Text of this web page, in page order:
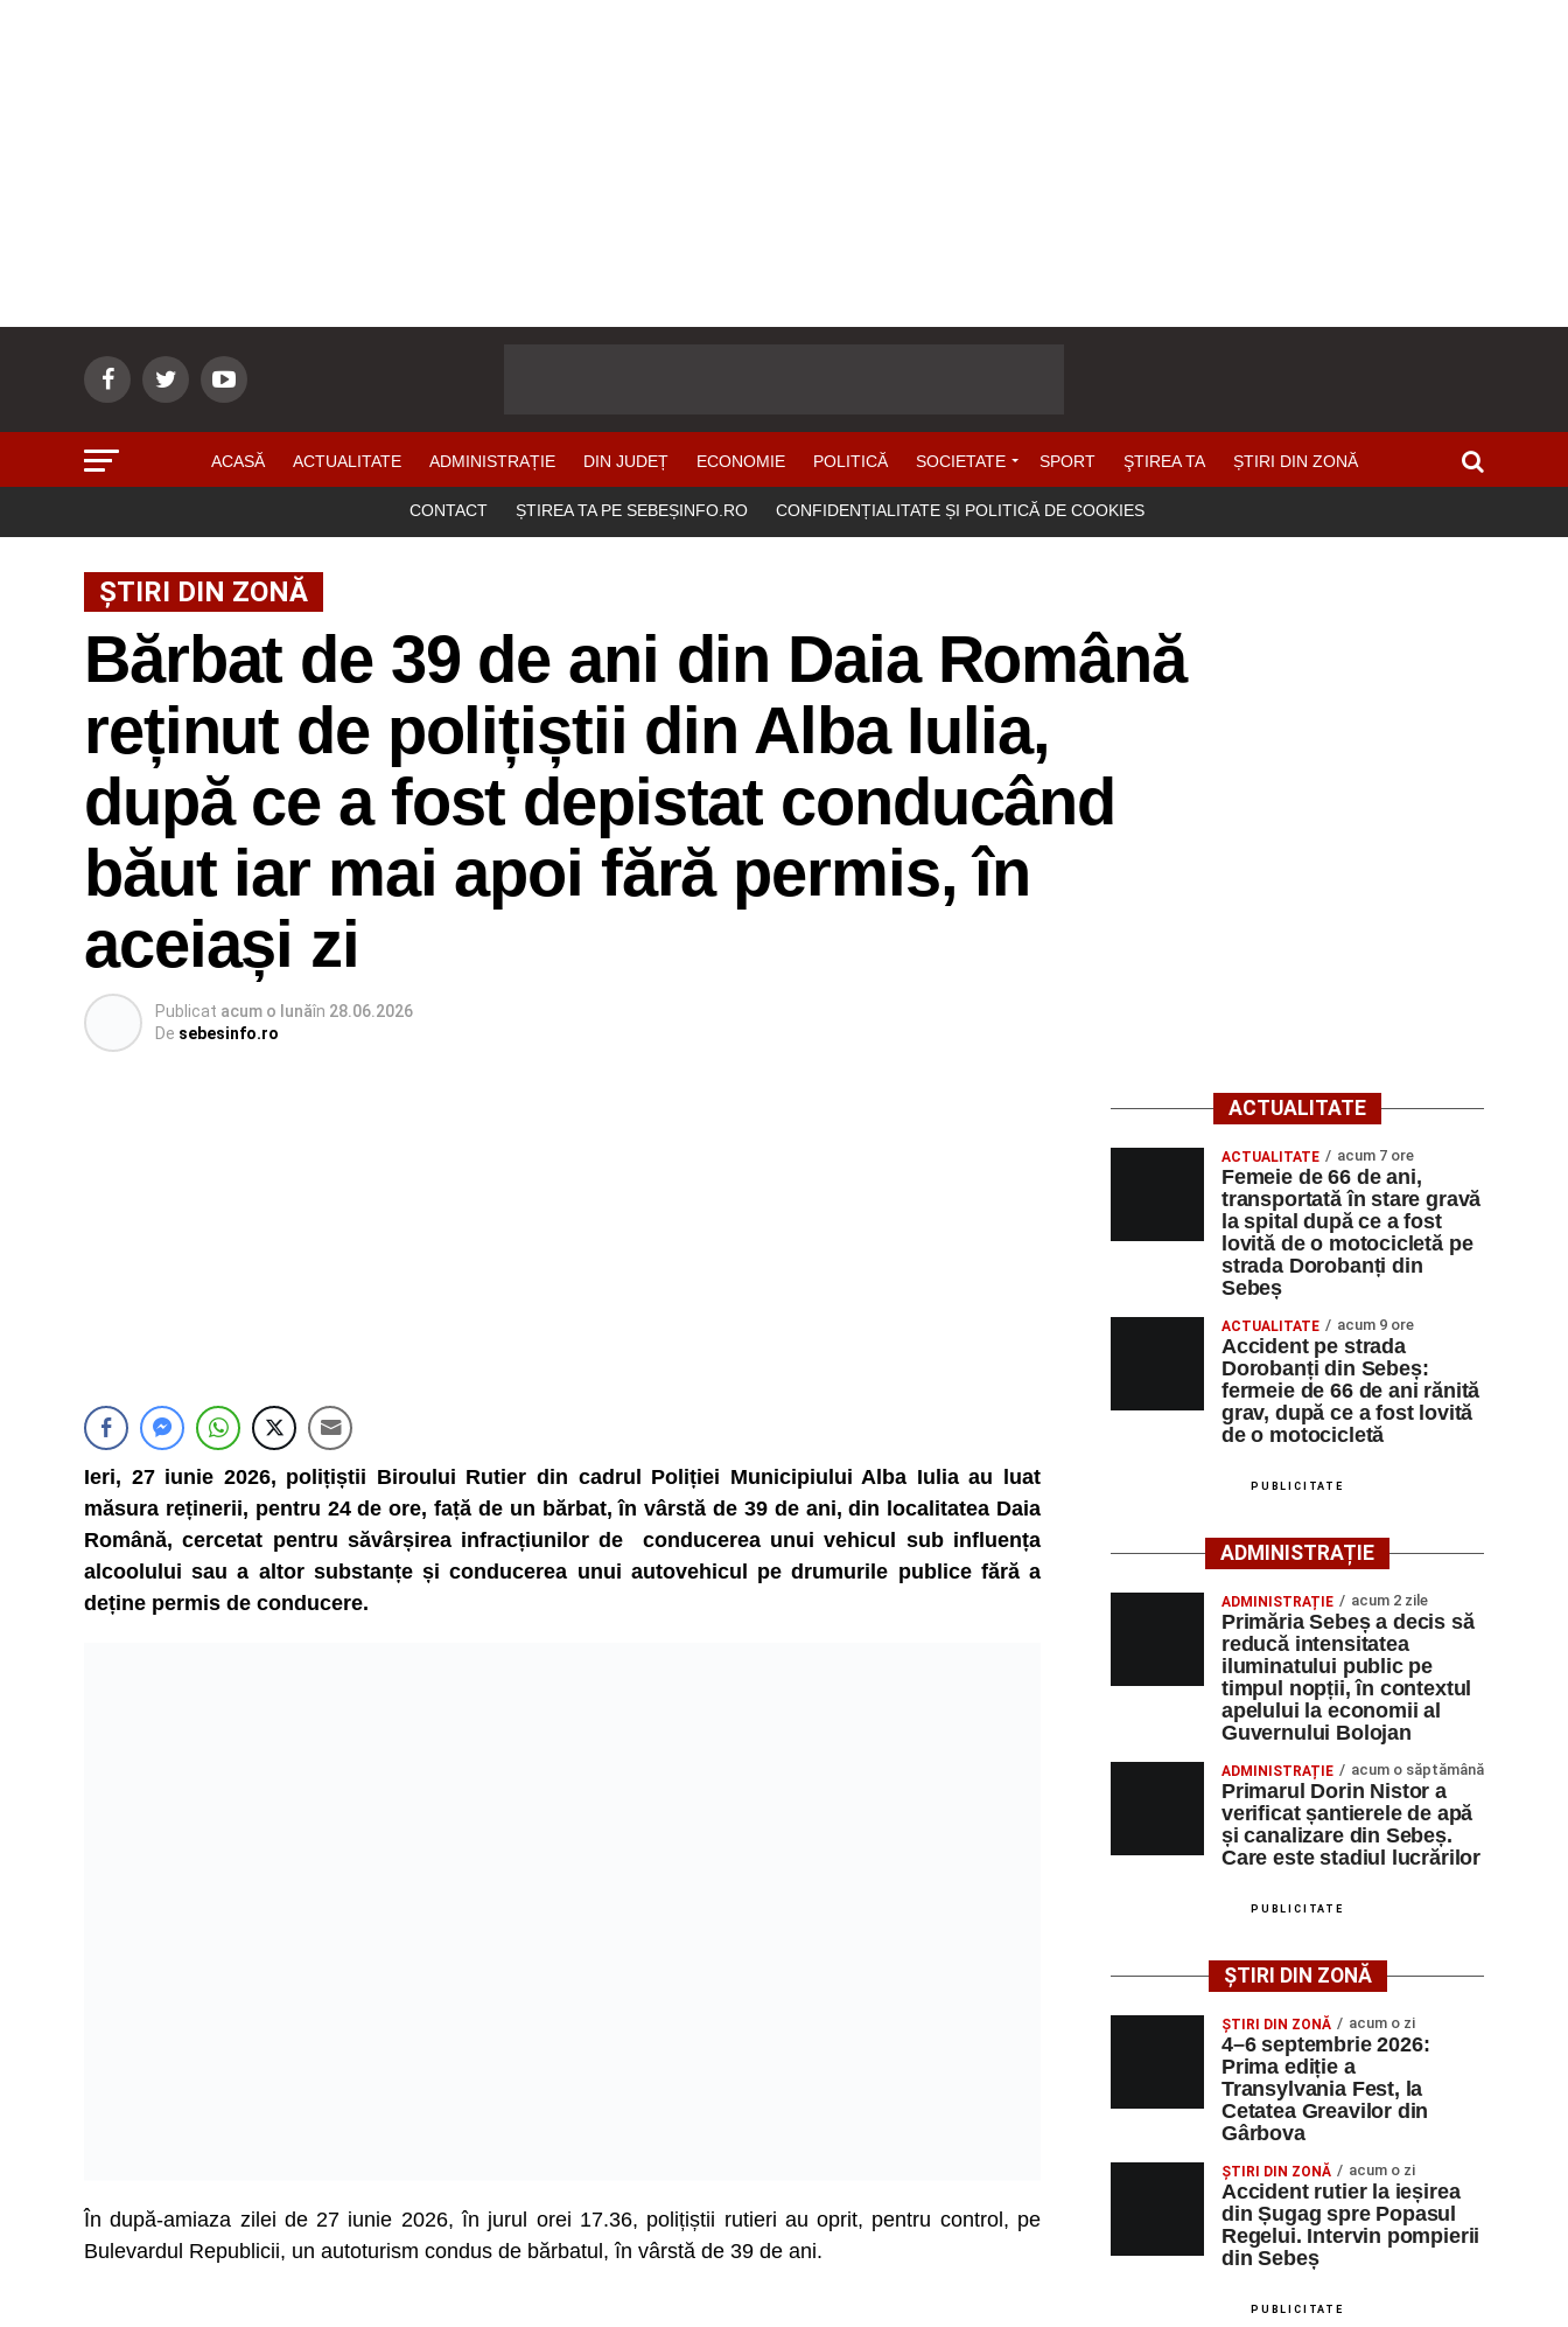
ACASĂ ACTUALITATE ADMINISTRAȚIE DIN JUDEȚ ECONOMIE POLITICĂ SOCIETATE SPORT ŞTIREA TA ȘTIRI DIN ZONĂ
CONTACT ȘTIREA TA PE SEBEȘINFO.RO CONFIDENȚIALITATE ȘI POLITICĂ DE COOKIES
ȘTIRI DIN ZONĂ
Bărbat de 39 de ani din Daia Română
reținut de polițiștii din Alba Iulia,
după ce a fost depistat conducând
băut iar mai apoi fără permis, în
aceiași zi
Publicat acum o lunăîn 28.06.2026
De sebesinfo.ro
Ieri, 27 iunie 2026, polițiștii Biroului Rutier din cadrul Poliției Municipiului Alba Iulia au luat
măsura reținerii, pentru 24 de ore, față de un bărbat, în vârstă de 39 de ani, din localitatea Daia
Română, cercetat pentru săvârșirea infracțiunilor de conducerea unui vehicul sub influența
alcoolului sau a altor substanțe și conducerea unui autovehicul pe drumurile publice fără a
deține permis de conducere.
În după-amiaza zilei de 27 iunie 2026, în jurul orei 17.36, polițiștii rutieri au oprit, pentru control, pe
Bulevardul Republicii, un autoturism condus de bărbatul, în vârstă de 39 de ani.
ACTUALITATE
ACTUALITATE acum 7 ore
Femeie de 66 de ani,
transportată în stare gravă
la spital după ce a fost
lovită de o motocicletă pe
strada Dorobanți din
Sebeș
ACTUALITATE acum 9 ore
Accident pe strada
Dorobanți din Sebeș:
fermeie de 66 de ani rănită
grav, după ce a fost lovită
de o motocicletă
PUBLICITATE
ADMINISTRAȚIE
ADMINISTRAȚIE acum 2 zile
Primăria Sebeș a decis să
reducă intensitatea
iluminatului public pe
timpul nopții, în contextul
apelului la economii al
Guvernului Bolojan
ADMINISTRAȚIE acum o săptămână
Primarul Dorin Nistor a
verificat șantierele de apă
și canalizare din Sebeș.
Care este stadiul lucrărilor
PUBLICITATE
ȘTIRI DIN ZONĂ
ȘTIRI DIN ZONĂ acum o zi
4–6 septembrie 2026:
Prima ediție a
Transylvania Fest, la
Cetatea Greavilor din
Gârbova
ȘTIRI DIN ZONĂ acum o zi
Accident rutier la ieșirea
din Șugag spre Popasul
Regelui. Intervin pompierii
din Sebeș
PUBLICITATE